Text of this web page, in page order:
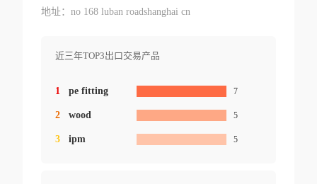
地址：no 168 luban roadshanghai cn
近三年TOP3出口交易产品
1 pe fitting 7
2 wood 5
3 ipm 5